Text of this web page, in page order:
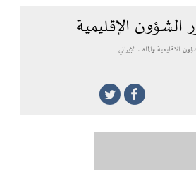
الشؤون الإقليمية
الاقليمية والملف الإيراني